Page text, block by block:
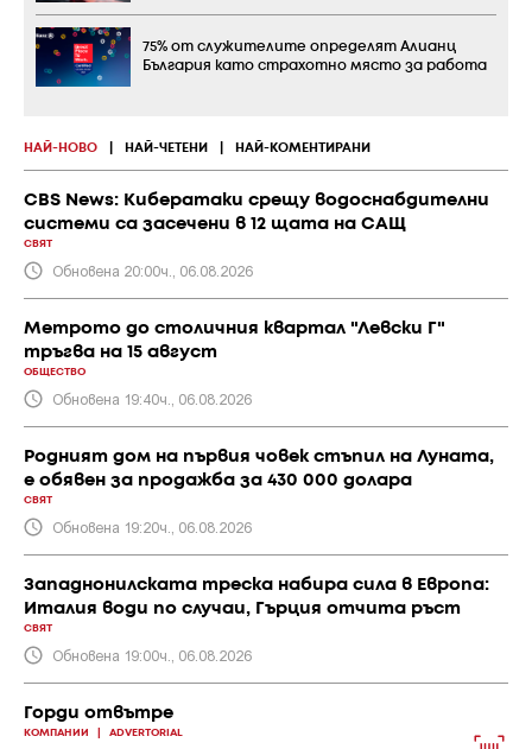
НАЙ-НОВО НАЙ-ЧЕТЕНИ НАЙ-КОМЕНТИРАНИ
CBS News: Кибератаки срещу водоснабдителни
системи са засечени в 12 щата на САЩ
СВЯТ
Обновена 20:00ч., 06.08.2026
Метрото до столичния квартал "Левски Г"
тръгва на 15 август
ОБЩЕСТВО
Обновена 19:40ч., 06.08.2026
Родният дом на първия човек стъпил на Луната,
е обявен за продажба за 430 000 долара
СВЯТ
Обновена 19:20ч., 06.08.2026
Западнонилската треска набира сила в Европа:
Италия води по случаи, Гърция отчита ръст
СВЯТ
Обновена 19:00ч., 06.08.2026
Горди отвътре
КОМПАНИИ ADVERTORIAL
75% от служителите определят Алианц
България като страхотно място за работа